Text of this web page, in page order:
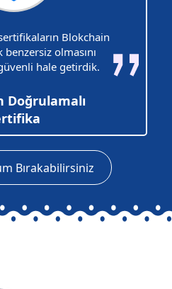
Blokchain
olmasını
hale getirdik.
Doğrulamalı
Bırakabilirsiniz